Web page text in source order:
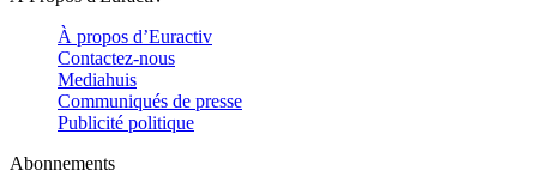
À propos d’Euractiv
Contactez-nous
Mediahuis
Communiqués de presse
Publicité politique
Abonnements